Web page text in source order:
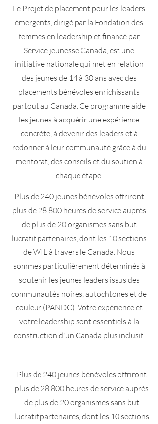
Le Projet de placement pour les leaders
émergents, dirigé par la Fondation des
femmes en leadership et financé par
Service jeunesse Canada, est une
initiative nationale qui met en relation
des jeunes de 14 à 30 ans avec des
placements bénévoles enrichissants
partout au Canada. Ce programme aide
les jeunes à acquérir une expérience
concrète, à devenir des leaders et à
redonner à leur communauté grâce à du
mentorat, des conseils et du soutien à
chaque étape.
Plus de 240 jeunes bénévoles offriront
plus de 28 800 heures de service auprès
de plus de 20 organismes sans but
lucratif partenaires, dont les 10 sections
de WIL à travers le Canada. Nous
sommes particulièrement déterminés à
soutenir les jeunes leaders issus des
communautés noires, autochtones et de
couleur (PANDC). Votre expérience et
votre leadership sont essentiels à la
construction d'un Canada plus inclusif.
Plus de 240 jeunes bénévoles offriront
plus de 28 800 heures de service auprès
de plus de 20 organismes sans but
lucratif partenaires, dont les 10 sections